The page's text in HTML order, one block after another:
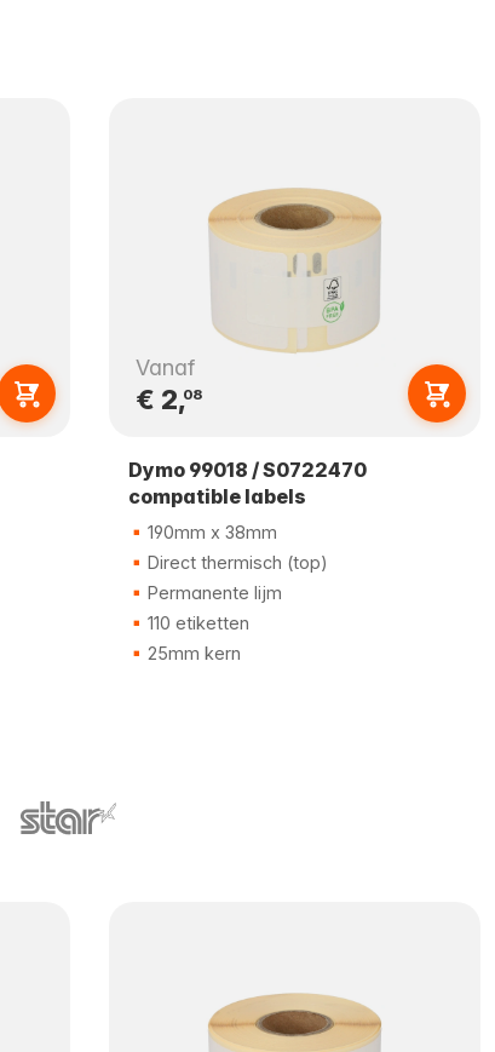
Vanaf
€ 2,08
Dymo 99018 / S0722470
compatible labels
190mm x 38mm
Direct thermisch (top)
Permanente lijm
110 etiketten
25mm kern